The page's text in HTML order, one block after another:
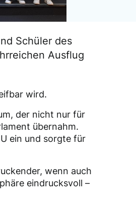
Schüler des
Ausflug
wird.
der nicht nur für
übernahm.
ein und sorgte für
wenn auch
eindrucksvoll –